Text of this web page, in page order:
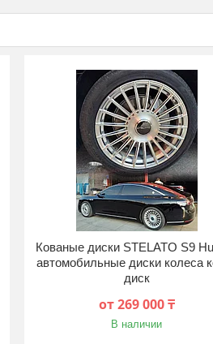
Кованые диски STELATO S9
автомобильные диски колеса
диск
от 269 000 ₸
В наличии